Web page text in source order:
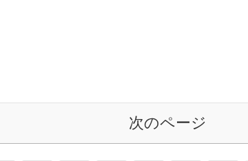
次のページ